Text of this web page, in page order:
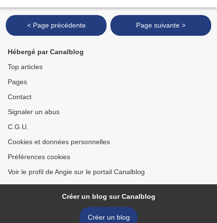
< Page précédente Page suivante >
Hébergé par Canalblog
Top articles
Pages
Contact
Signaler un abus
C.G.U.
Cookies et données personnelles
Préférences cookies
Voir le profil de Angie sur le portail Canalblog
Créer un blog sur Canalblog
Créer un blog